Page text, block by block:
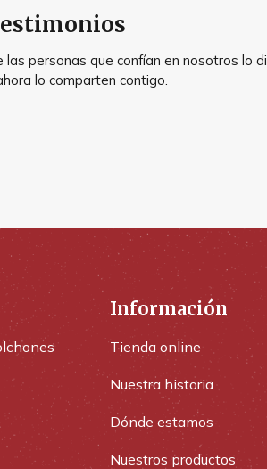
personas que confían en nosotros lo
lo comparten contigo.
Información
Tienda online
Nuestra historia
Dónde estamos
Nuestros productos